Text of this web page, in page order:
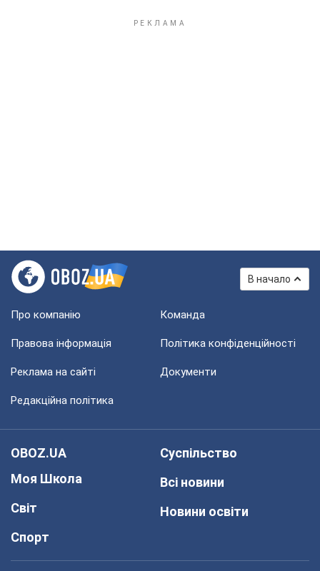
В начало
Про компанію Команда
Правова інформація Політика конфіденційності
Реклама на сайті Документи
Редакційна політика
OBOZ.UA
Моя Школа
Світ
Спорт
Суспільство
Всі новини
Новини освіти